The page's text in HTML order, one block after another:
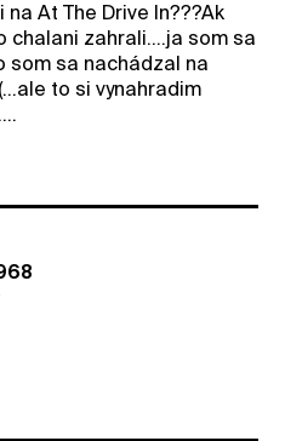
At The Drive In???Ak
chalani zahrali....ja som sa
som sa nachádzal na
to si vynahradim